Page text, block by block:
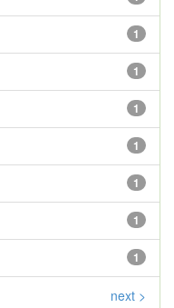
1
1
1
1
1
1
1
next >